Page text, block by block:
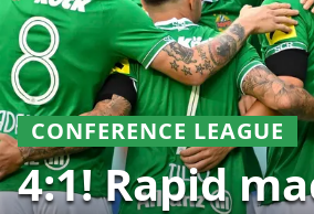
CONFERENCE LEAGUE
4:1! Rapid